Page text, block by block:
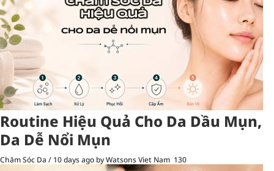
Routine Hiệu Quả Cho Da Dầu Mụn,
Da Dễ Nổi Mụn
Chăm Sóc Da / 10 days ago by Watsons Viet Nam 130